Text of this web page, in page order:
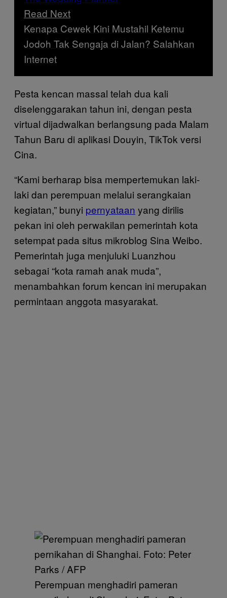
Read Next
Kenapa Cewek Kini Mustahil Ketemu
Jodoh Tak Sengaja di Jalan? Salahkan
Internet
Pesta kencan massal telah dua kali
diselenggarakan tahun ini, dengan pesta
virtual dijadwalkan berlangsung pada Malam
Tahun Baru di aplikasi Douyin, TikTok versi
Cina.
“Kami berharap bisa mempertemukan laki-
laki dan perempuan melalui serangkaian
kegiatan,” bunyi pernyataan yang dirilis
pekan ini oleh perwakilan pemerintah kota
setempat pada situs mikroblog Sina Weibo.
Pemerintah juga menjuluki Luanzhou
sebagai “kota ramah anak muda”,
menambahkan forum kencan ini merupakan
permintaan anggota masyarakat.
Perempuan menghadiri pameran